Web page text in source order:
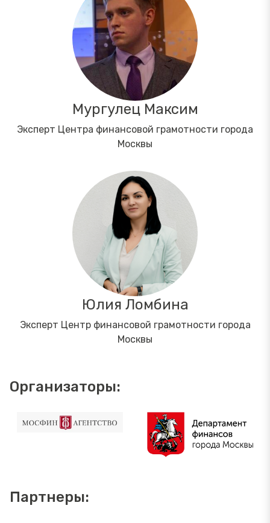
Мургулец Максим
Эксперт Центра финансовой грамотности города
Москвы
Юлия Ломбина
Эксперт Центр финансовой грамотности города
Москвы
Организаторы:
Партнеры: